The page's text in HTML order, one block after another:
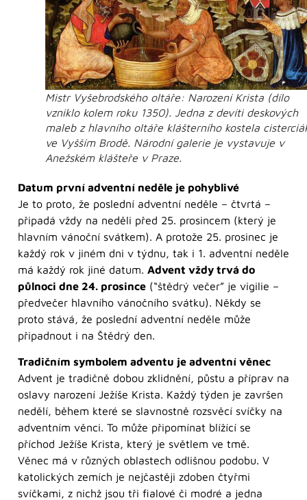
Mistr Vyšebrodského oltáře: Narození Krista (dílo
vzniklo kolem roku 1350). Jedna z devíti deskových
maleb z hlavního oltáře klášterního kostela
ve Vyšším Brodě. Národní galerie je vystavuje v
Anežském klášteře v Praze.
Datum první adventní neděle je pohyblivé
Je to proto, že poslední adventní neděle – čtvrtá –
připadá vždy na neděli před 25. prosincem (který je
hlavním vánoční svátkem). A protože 25. prosinec je
každý rok v jiném dni v týdnu, tak i 1. adventní neděle
má každý rok jiné datum. Advent vždy trvá do
půlnoci dne 24. prosince (“štědrý večer” je vigilie –
předvečer hlavního vánočního svátku). Někdy se
proto stává, že poslední adventní neděle může
připadnout i na Štědrý den.
Tradičním symbolem adventu je adventní věnec
Advent je tradičně dobou zklidnění, půstu a příprav na
oslavy narození Ježíše Krista. Každý týden je završen
nedělí, během které se slavnostně rozsvěcí svíčky na
adventním věnci. To může připomínat blížící se
příchod Ježíše Krista, který je světlem ve tmě.
Věnec má v různých oblastech odlišnou podobu. V
katolických zemích je nejčastěji zdoben čtyřmi
svíčkami, z nichž jsou tři fialové či modré a jedna